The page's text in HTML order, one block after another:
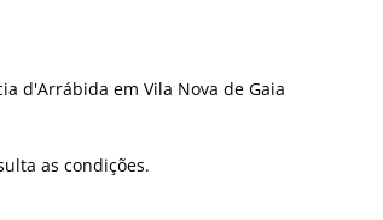
d'Arrábida em Vila Nova de Gaia
as condições.